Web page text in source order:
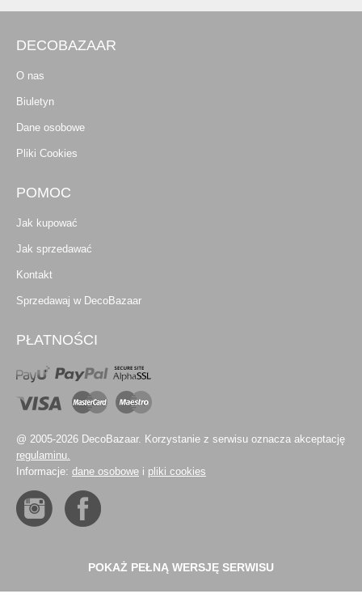
DECOBAZAAR
O nas
Biuletyn
Dane osobowe
Pliki Cookies
POMOC
Jak kupować
Jak sprzedawać
Kontakt
Sprzedawaj w DecoBazaar
PŁATNOŚCI
@ 2005-2026 DecoBazaar. Korzystanie z serwisu oznacza akceptację
regulaminu.
Informacje: dane osobowe i pliki cookies
POKAŻ PEŁNĄ WERSJĘ SERWISU